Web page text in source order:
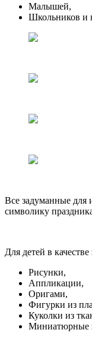
Малышей,
Школьников и
Все задуманные для
символику
Для детей в
Рисунки,
Аппликации,
Оригами,
Фигурки из
Куколки из
Миниатюрные